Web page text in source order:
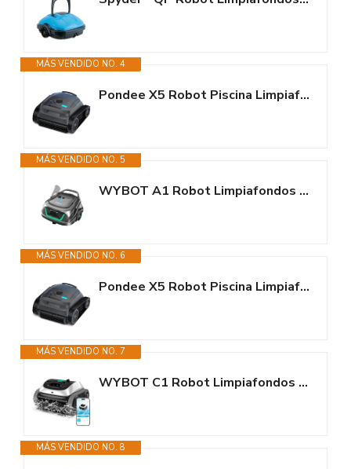
MÁS VENDIDO NO. 4
Pondee X5 Robot Piscina Limpiafondos y Paredes, Planificación Inteligente,...
MÁS VENDIDO NO. 5
WYBOT A1 Robot Limpiafondos Piscina Turboalimentado, Limpieza Profunda...
MÁS VENDIDO NO. 6
Pondee X5 Robot Piscina Limpiafondos y Paredes, Planificación Inteligente,...
MÁS VENDIDO NO. 7
WYBOT C1 Robot Limpiafondos Piscina con Planificación Inteligente de...
MÁS VENDIDO NO. 8